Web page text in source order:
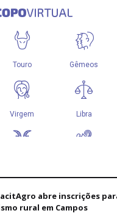
abre inscrições
rural em Campos